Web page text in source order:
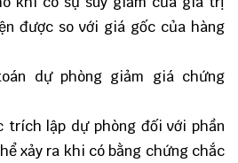
được so với giá gốc của hàng
dự phòng giảm giá chứng
trích lập dự phòng đối với phần
xảy ra khi có bằng chứng chắc